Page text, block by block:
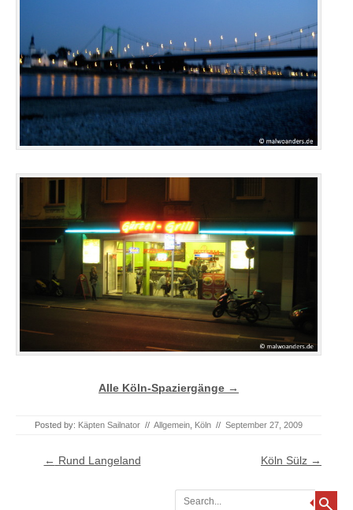
Alle Köln-Spaziergänge →
Posted by: Käpten Sailnator // Allgemein Köln // September 27, 2009
Post navigation
← Rund Langeland Köln Sülz →
Search